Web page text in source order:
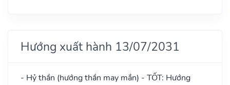
Hướng xuất hành 13/07/2031
- Hỷ thần (hướng thần may mắn) - TỐT: Hướng